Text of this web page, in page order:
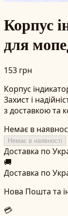
Корпус
для
153 грн
Корпус
Захист і
з доставкою та
Немає в
Немає в наявності
Доставка по
🚚
Доставка по
Нова Пошта та
💳